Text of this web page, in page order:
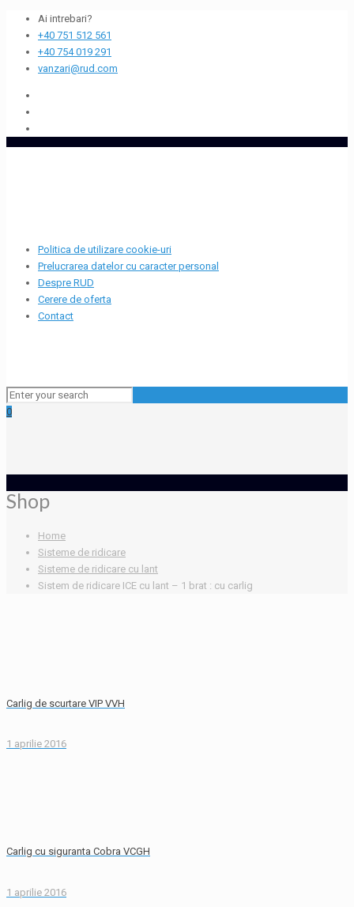
Ai intrebari?
+40 751 512 561
+40 754 019 291
vanzari@rud.com
Politica de utilizare cookie-uri
Prelucrarea datelor cu caracter personal
Despre RUD
Cerere de oferta
Contact
0
Shop
Home
Sisteme de ridicare
Sisteme de ridicare cu lant
Sistem de ridicare ICE cu lant – 1 brat : cu carlig
Carlig de scurtare VIP VVH
1 aprilie 2016
Carlig cu siguranta Cobra VCGH
1 aprilie 2016